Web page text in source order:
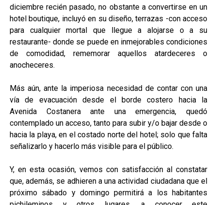
diciembre recién pasado, no obstante a convertirse en un
hotel boutique, incluyó en su diseño, terrazas -con acceso
para cualquier mortal que llegue a alojarse o a su
restaurante- donde se puede en inmejorables condiciones
de comodidad, rememorar aquellos atardeceres o
anocheceres.
Más aún, ante la imperiosa necesidad de contar con una
vía de evacuación desde el borde costero hacia la
Avenida Costanera ante una emergencia, quedó
contemplado un acceso, tanto para subir y/o bajar desde o
hacia la playa, en el costado norte del hotel; solo que falta
señalizarlo y hacerlo más visible para el público.
Y, en esta ocasión, vemos con satisfacción al constatar
que, además, se adhieren a una actividad ciudadana que el
próximo sábado y domingo permitirá a los habitantes